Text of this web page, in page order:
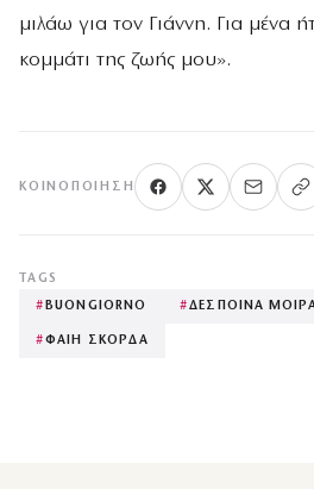
μιλάω για τον Γιάννη. Για μένα
κομμάτι της ζωής μου».
ΚΟΙΝΟΠΟΊΗΣΗ
TAGS
#BUONGIORNO #ΔΕΣΠΟΙΝΑ
#ΦΑΙΗ ΣΚΟΡΔΑ